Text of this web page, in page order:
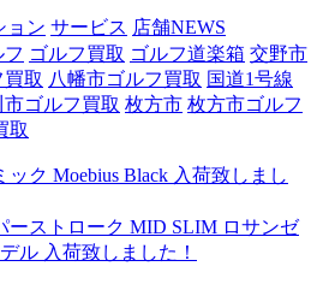
ョン サービス 店舗NEWS
フ ゴルフ買取 ゴルフ道楽箱 交野市
取 八幡市ゴルフ買取 国道1号線
ゴルフ買取 枚方市 枚方市ゴルフ
取
ック Moebius Black 入荷致しまし
ーストローク MID SLIM ロサンゼ
ル 入荷致しました！